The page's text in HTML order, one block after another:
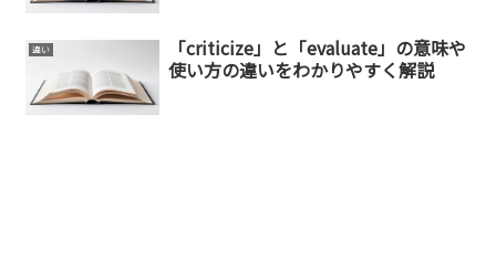
違い
「criticize」と「evaluate」の意味や
使い方の違いをわかりやすく解説